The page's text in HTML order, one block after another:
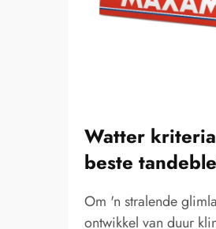
Watter
beste
Om 'n stralende
ontwikkel van duur